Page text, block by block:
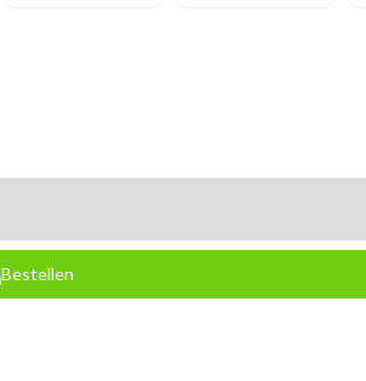
Bestellen